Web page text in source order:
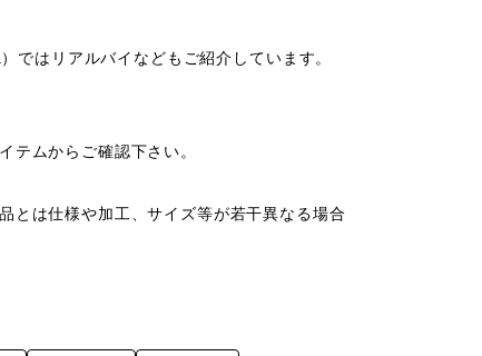
はリアルバイなどもご紹介しています。
テムからご確認下さい。
とは仕様や加工、サイズ等が若干異なる場合